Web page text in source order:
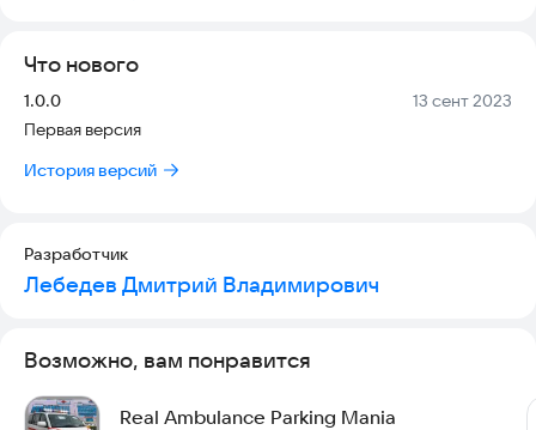
Что нового
Версия:
1.0.0 Дата:
13 сент 2023
Первая версия
История версий
Разработчик
Лебедев Дмитрий Владимирович
Возможно, вам понравится
Real Ambulance Parking Mania